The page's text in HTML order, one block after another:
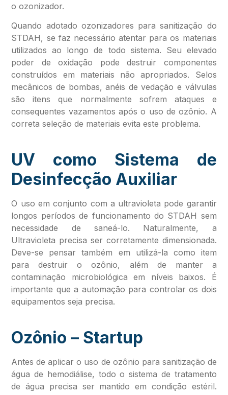
o ozonizador.
Quando adotado ozonizadores para sanitização do
STDAH, se faz necessário atentar para os materiais
utilizados ao longo de todo sistema. Seu elevado
poder de oxidação pode destruir componentes
construídos em materiais não apropriados. Selos
mecânicos de bombas, anéis de vedação e válvulas
são itens que normalmente sofrem ataques e
consequentes vazamentos após o uso de ozônio. A
correta seleção de materiais evita este problema.
UV como Sistema de
Desinfecção Auxiliar
O uso em conjunto com a ultravioleta pode garantir
longos períodos de funcionamento do STDAH sem
necessidade de saneá-lo. Naturalmente, a
Ultravioleta precisa ser corretamente dimensionada.
Deve-se pensar também em utilizá-la como item
para destruir o ozônio, além de manter a
contaminação microbiológica em níveis baixos. É
importante que a automação para controlar os dois
equipamentos seja precisa.
Ozônio – Startup
Antes de aplicar o uso de ozônio para sanitização de
água de hemodiálise, todo o sistema de tratamento
de água precisa ser mantido em condição estéril.